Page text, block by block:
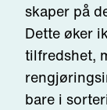
skaper på
Dette øker
tilfredshet,
bare i